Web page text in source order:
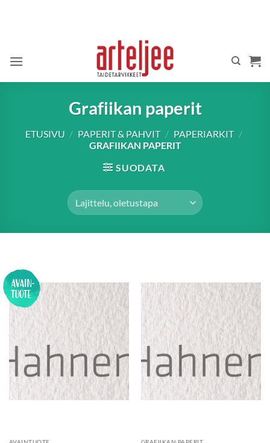
Grafiikan paperit
ETUSIVU / PAPERIT & PAHVIT / PAPERIARKIT /
GRAFIIKAN PAPERIT
SUODATA